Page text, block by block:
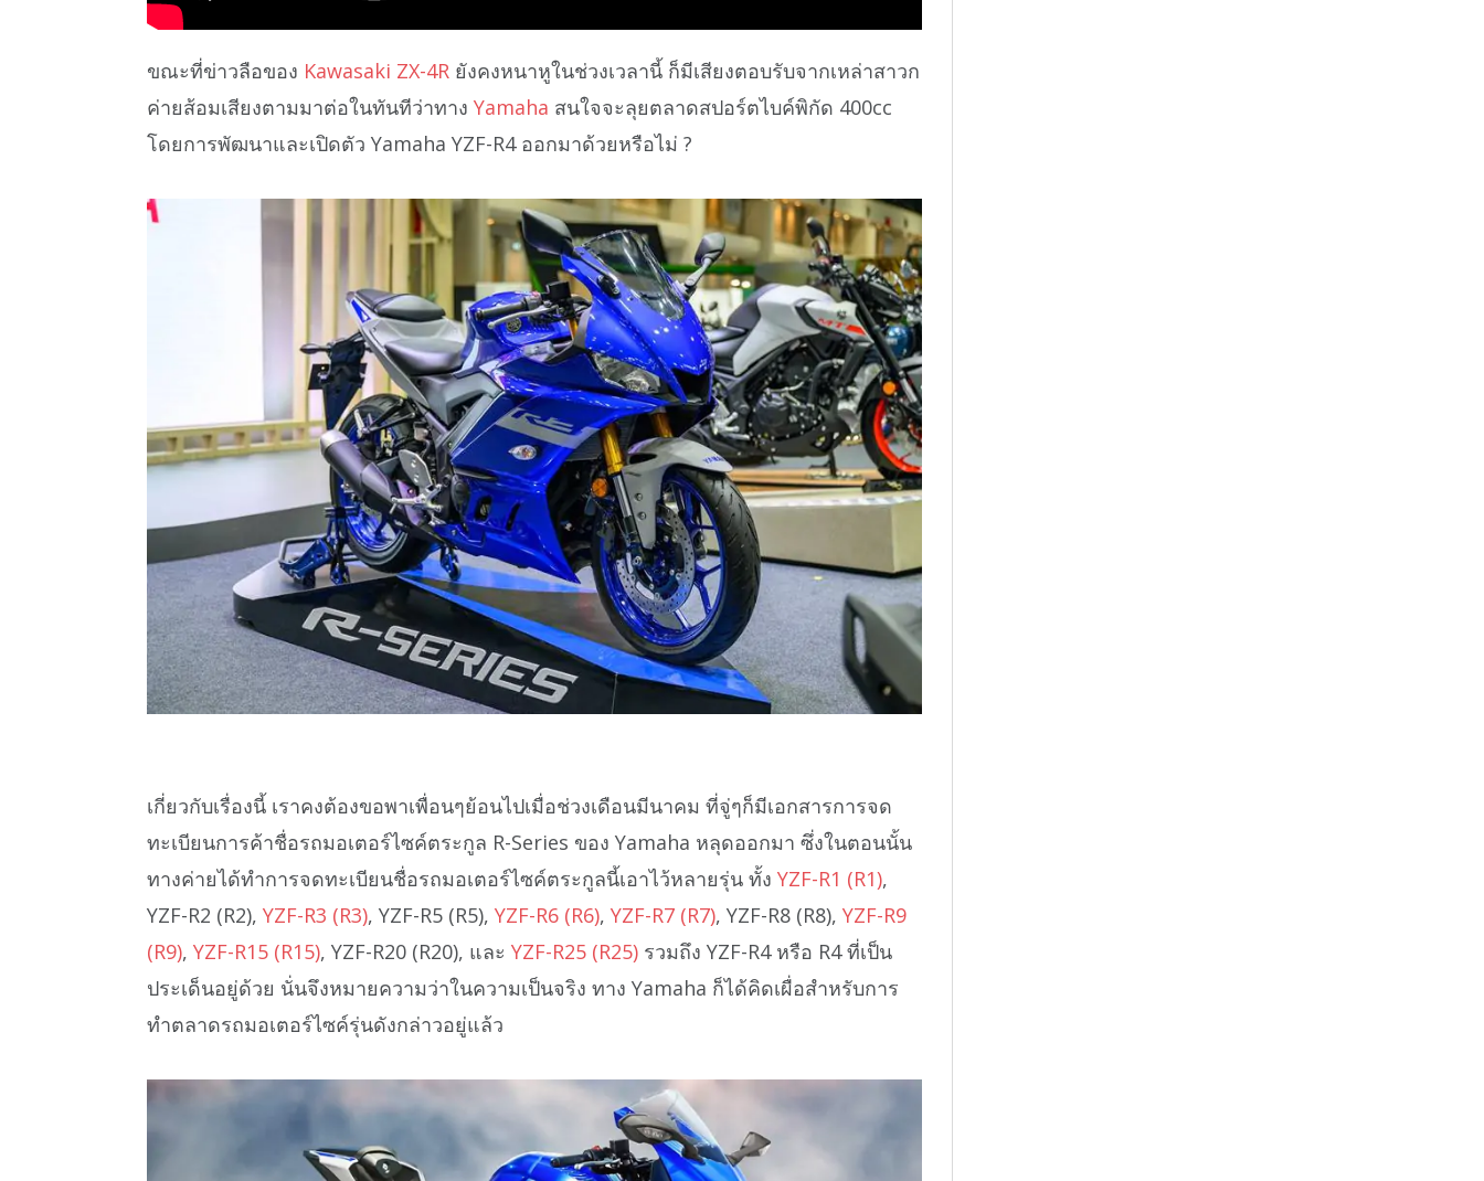
ขณะที่ข่าวลือของ Kawasaki ZX-4R ยังคงหนาหูในช่วงเวลานี้ ก็มีเสียงตอบรับจากเหล่าสาวก
ค่ายส้อมเสียงตามมาต่อในทันทีว่าทาง Yamaha สนใจจะลุยตลาดสปอร์ตไบค์พิกัด 400cc
โดยการพัฒนาและเปิดตัว Yamaha YZF-R4 ออกมาด้วยหรือไม่ ?
เกี่ยวกับเรื่องนี้ เราคงต้องขอพาเพื่อนๆย้อนไปเมื่อช่วงเดือนมีนาคม ที่จู่ๆก็มีเอกสารการจด
ทะเบียนการค้าชื่อรถมอเตอร์ไซค์ตระกูล R-Series ของ Yamaha หลุดออกมา ซึ่งในตอนนั้น
ทางค่ายได้ทำการจดทะเบียนชื่อรถมอเตอร์ไซค์ตระกูลนี้เอาไว้หลายรุ่น ทั้ง YZF-R1 (R1),
YZF-R2 (R2), YZF-R3 (R3), YZF-R5 (R5), YZF-R6 (R6), YZF-R7 (R7), YZF-R8 (R8), YZF-R9
(R9), YZF-R15 (R15), YZF-R20 (R20), และ YZF-R25 (R25) รวมถึง YZF-R4 หรือ R4 ที่เป็น
ประเด็นอยู่ด้วย นั่นจึงหมายความว่าในความเป็นจริง ทาง Yamaha ก็ได้คิดเผื่อสำหรับการ
ทำตลาดรถมอเตอร์ไซค์รุ่นดังกล่าวอยู่แล้ว